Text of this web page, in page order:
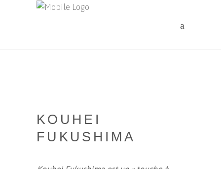
KOUHEI
FUKUSHIMA